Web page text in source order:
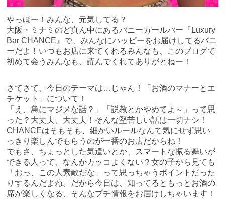
やっほー！みんな、元気してる？
大阪・ミナミのど真ん中にあるバニーガールバー『Luxury
Bar CHANCE』で、みんなにハッピーをお届けしてるバニ
ーだよ！いつもお店に来てくれるみんなも、このブログで
初めて会うみんなも、読んでくれてありがとねー！
さてさて、今日のテーマは…じゃん！「お酒のマナーとエ
チケット」について！
「え、急にマジメな話？」「説教とかやめてよ～」って思
った？大丈夫、大丈夫！そんな堅苦しい話は一切ナシ！
CHANCEはそもそも、細かいルールなんて気にせず思い
っきり楽しんでもらうのが一番のお店だからね！
でもさ、ちょっとした気遣いとか、スマートな振る舞いが
できる人って、なんかカッコよくない？女の子から見ても
「おっ、この人素敵だな」って思っちゃうポイントだった
りするんだよね。だから今日は、知ってるともっとお酒の
席が楽しくなる、そんなプチ情報をお届けしちゃいます！